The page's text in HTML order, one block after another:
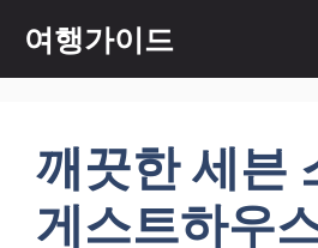
츠
여행가이드
깨끗한 세븐
게스트하우